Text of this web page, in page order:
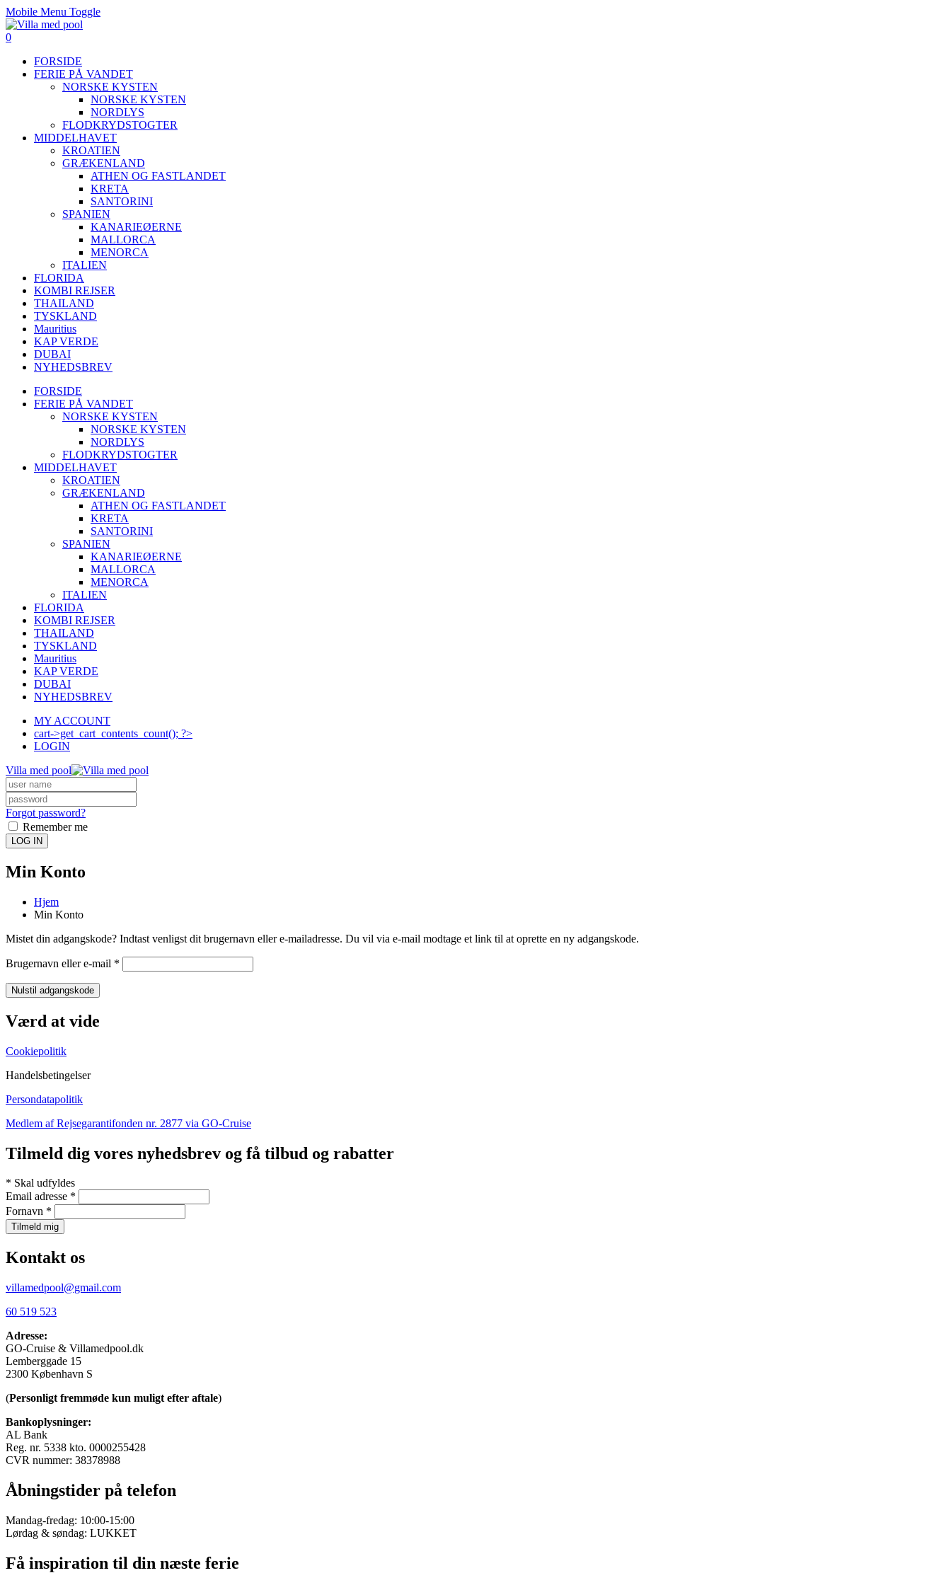
Mobile Menu Toggle
0
FORSIDE
FERIE PÅ VANDET
NORSKE KYSTEN
NORSKE KYSTEN
NORDLYS
FLODKRYDSTOGTER
MIDDELHAVET
KROATIEN
GRÆKENLAND
ATHEN OG FASTLANDET
KRETA
SANTORINI
SPANIEN
KANARIEØERNE
MALLORCA
MENORCA
ITALIEN
FLORIDA
KOMBI REJSER
THAILAND
TYSKLAND
Mauritius
KAP VERDE
DUBAI
NYHEDSBREV
FORSIDE
FERIE PÅ VANDET
NORSKE KYSTEN
NORSKE KYSTEN
NORDLYS
FLODKRYDSTOGTER
MIDDELHAVET
KROATIEN
GRÆKENLAND
ATHEN OG FASTLANDET
KRETA
SANTORINI
SPANIEN
KANARIEØERNE
MALLORCA
MENORCA
ITALIEN
FLORIDA
KOMBI REJSER
THAILAND
TYSKLAND
Mauritius
KAP VERDE
DUBAI
NYHEDSBREV
MY ACCOUNT
cart->get_cart_contents_count(); ?>
LOGIN
Villa med pool
Forgot password?
Remember me
LOG IN
Min Konto
Hjem
Min Konto
Mistet din adgangskode? Indtast venligst dit brugernavn eller e-mailadresse. Du vil via e-mail modtage et link til at oprette en ny adgangskode.
Brugernavn eller e-mail *
Nulstil adgangskode
Værd at vide
Cookiepolitik
Handelsbetingelser
Persondatapolitik
Medlem af Rejsegarantifonden nr. 2877 via GO-Cruise
Tilmeld dig vores nyhedsbrev og få tilbud og rabatter
* Skal udfyldes
Email adresse *
Fornavn *
Kontakt os
villamedpool@gmail.com
60 519 523
Adresse:
GO-Cruise & Villamedpool.dk
Lemberggade 15
2300 København S
(Personligt fremmøde kun muligt efter aftale)
Bankoplysninger:
AL Bank
Reg. nr. 5338 kto. 0000255428
CVR nummer: 38378988
Åbningstider på telefon
Mandag-fredag: 10:00-15:00
Lørdag & søndag: LUKKET
Få inspiration til din næste ferie